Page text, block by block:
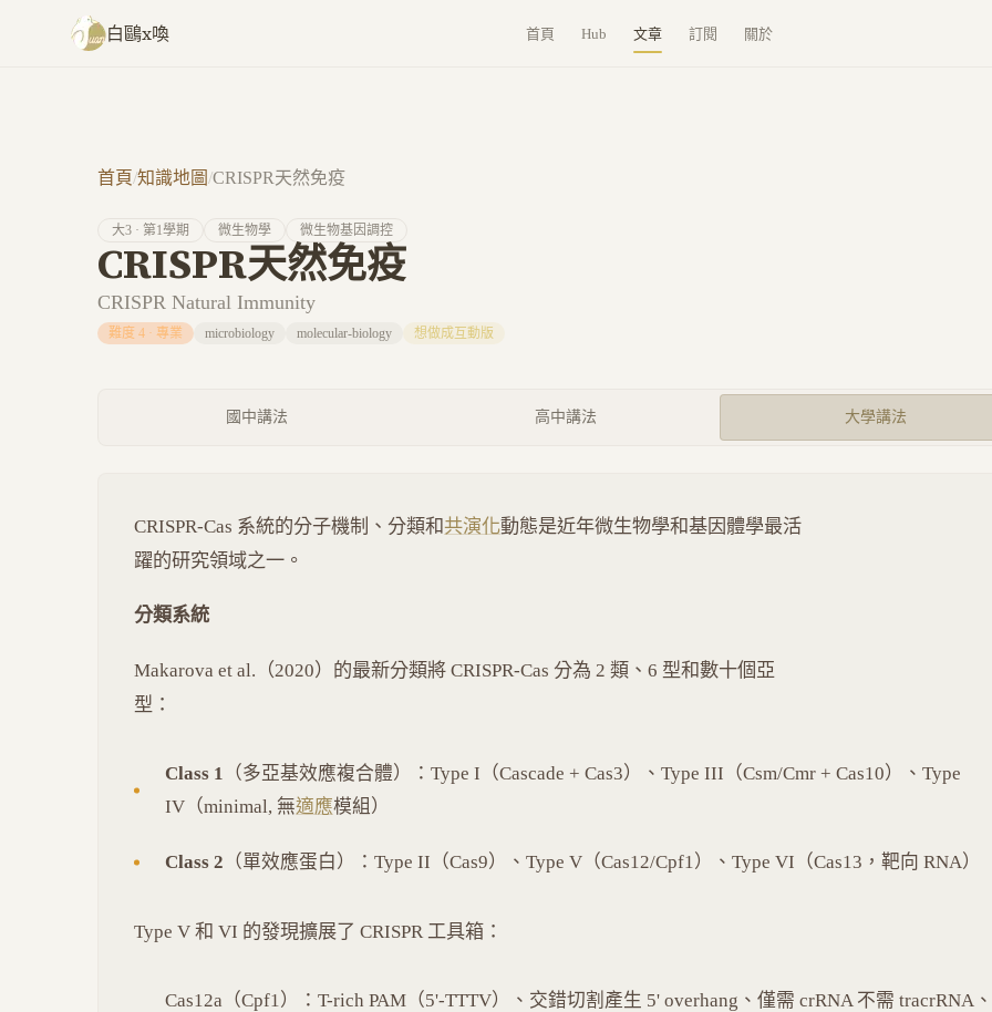
跳至主要內容
白鷗x喚 首頁 Hub 文章 訂閱 關於
首頁/知識地圖/CRISPR天然免疫
大3 · 第1學期 微生物學 微生物基因調控
CRISPR天然免疫
CRISPR Natural Immunity
難度 4 · 專業 microbiology molecular-biology 想做成互動版
國中講法 高中講法 大學講法
CRISPR-Cas 系統的分子機制、分類和共演化動態是近年微生物學和基因體學最活
躍的研究領域之一。
分類系統
Makarova et al.（2020）的最新分類將 CRISPR-Cas 分為 2 類、6 型和數十個亞
型：
Class 1 （多亞基效應複合體）：Type I（Cascade + Cas3）、Type III（Csm/Cmr + Cas10）、Type
IV（minimal, 無適應模組）
Class 2 （單效應蛋白）：Type II（Cas9）、Type V（Cas12/Cpf1）、Type VI（Cas13，靶向 RNA）
Type V 和 VI 的發現擴展了 CRISPR 工具箱：
Cas12a（Cpf1）：T-rich PAM（5'-TTTV）、交錯切割產生 5' overhang、僅需 crRNA 不需 tracrRNA、